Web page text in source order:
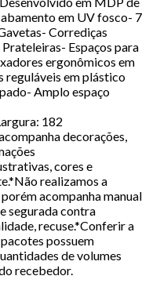
em UV fosco- 7
Corrediças
Espaços para
ergonômicos em
reguláveis em plástico
Amplo espaço
182
decorações,
cores e
realizamos a
acompanha manual
segurada contra
recuse.*Conferir a
possuem
de volumes
recebedor.